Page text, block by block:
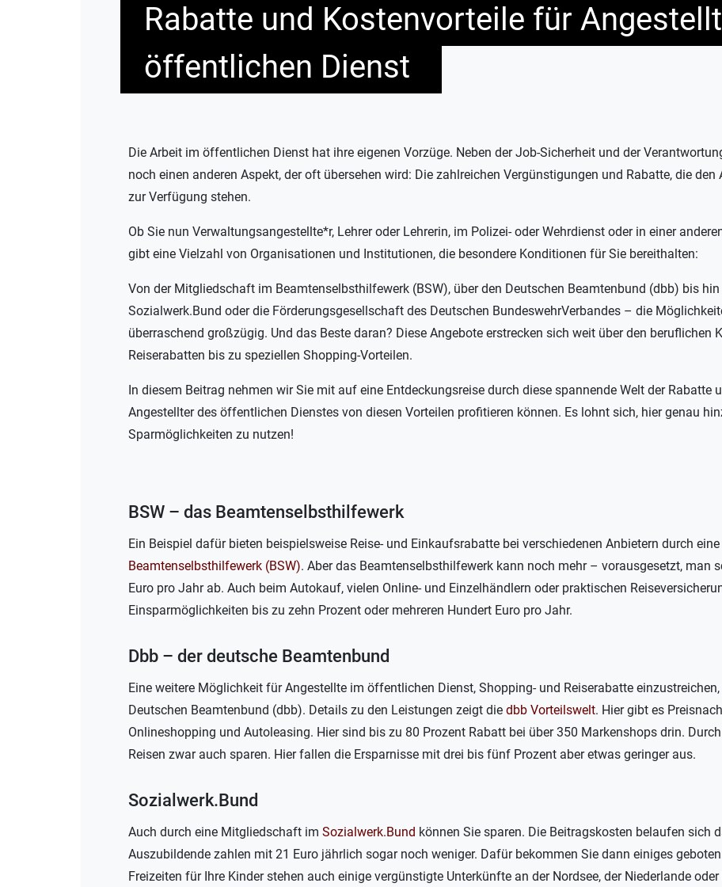
Rabatte und Kostenvorteile für
öffentlichen Dienst
Die Arbeit im öffentlichen Dienst hat ihre eigenen Vorzüge. Neben der Job-Sicherheit und der
noch einen anderen Aspekt, der oft übersehen wird: Die zahlreichen Vergünstigungen und Rabatte, die
zur Verfügung stehen.
Ob Sie nun Verwaltungsangestellte*r, Lehrer oder Lehrerin, im Polizei- oder Wehrdienst oder in einer
gibt eine Vielzahl von Organisationen und Institutionen, die besondere Konditionen für Sie bereithalten:
Von der Mitgliedschaft im Beamtenselbsthilfewerk (BSW), über den Deutschen Beamtenbund (dbb) bis
Sozialwerk.Bund oder die Förderungsgesellschaft des Deutschen BundeswehrVerbandes – die
überraschend großzügig. Und das Beste daran? Diese Angebote erstrecken sich weit über den beruflichen
Reiserabatten bis zu speziellen Shopping-Vorteilen.
In diesem Beitrag nehmen wir Sie mit auf eine Entdeckungsreise durch diese spannende Welt der Rabatte
Angestellter des öffentlichen Dienstes von diesen Vorteilen profitieren können. Es lohnt sich, hier genau
Sparmöglichkeiten zu nutzen!
BSW – das Beamtenselbsthilfewerk
Ein Beispiel dafür bieten beispielsweise Reise- und Einkaufsrabatte bei verschiedenen Anbietern durch
Beamtenselbsthilfewerk (BSW). Aber das Beamtenselbsthilfewerk kann noch mehr – vorausgesetzt, man
Euro pro Jahr ab. Auch beim Autokauf, vielen Online- und Einzelhändlern oder praktischen
Einsparmöglichkeiten bis zu zehn Prozent oder mehreren Hundert Euro pro Jahr.
Dbb – der deutsche Beamtenbund
Eine weitere Möglichkeit für Angestellte im öffentlichen Dienst, Shopping- und Reiserabatte
Deutschen Beamtenbund (dbb). Details zu den Leistungen zeigt die dbb Vorteilswelt. Hier gibt es
Onlineshopping und Autoleasing. Hier sind bis zu 80 Prozent Rabatt bei über 350 Markenshops drin.
Reisen zwar auch sparen. Hier fallen die Ersparnisse mit drei bis fünf Prozent aber etwas geringer aus.
Sozialwerk.Bund
Auch durch eine Mitgliedschaft im Sozialwerk.Bund können Sie sparen. Die Beitragskosten belaufen sich
Auszubildende zahlen mit 21 Euro jährlich sogar noch weniger. Dafür bekommen Sie dann einiges
Freizeiten für Ihre Kinder stehen auch einige vergünstigte Unterkünfte an der Nordsee, der Niederlande